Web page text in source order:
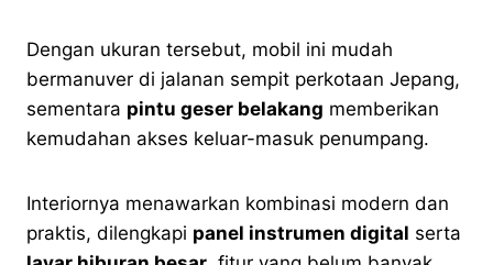
Dengan ukuran tersebut, mobil ini mudah
bermanuver di jalanan sempit perkotaan Jepang,
sementara pintu geser belakang memberikan
kemudahan akses keluar-masuk penumpang.
Interiornya menawarkan kombinasi modern dan
praktis, dilengkapi panel instrumen digital serta